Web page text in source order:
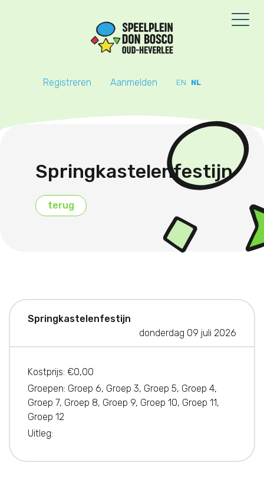
Registreren Aanmelden EN NL
Springkastelenfestijn
terug
Springkastelenfestijn
donderdag 09 juli 2026
Kostprijs: €0,00
Groepen: Groep 6, Groep 3, Groep 5, Groep 4,
Groep 7, Groep 8, Groep 9, Groep 10, Groep 11,
Groep 12
Uitleg: